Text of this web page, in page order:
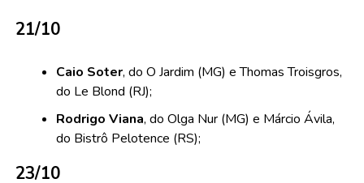
21/10
Caio Soter, do O Jardim (MG) e Thomas Troisgros,
do Le Blond (RJ);
Rodrigo Viana, do Olga Nur (MG) e Márcio Ávila,
do Bistrô Pelotence (RS);
23/10